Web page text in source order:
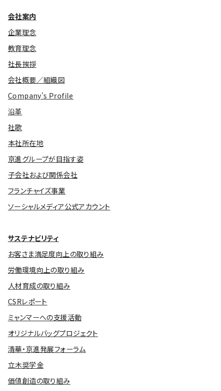
会社案内
企業理念
教育理念
社長挨拶
会社概要／組織図
Company’s Profile
沿革
社歌
本社所在地
京進グループが目指す姿
子会社および関係会社
フランチャイズ事業
ソーシャルメディア公式アカウント
サステナビリティ
お客さま満足度向上の取り組み
労働環境向上の取り組み
人材育成の取り組み
CSRレポート
ミャンマーへの支援活動
オリジナルバッグプロジェクト
清華・京進発展フォーラム
立木奨学金
価値創造の取り組み